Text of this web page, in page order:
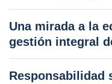
Una mirada a la
gestión integral
Responsabilidad